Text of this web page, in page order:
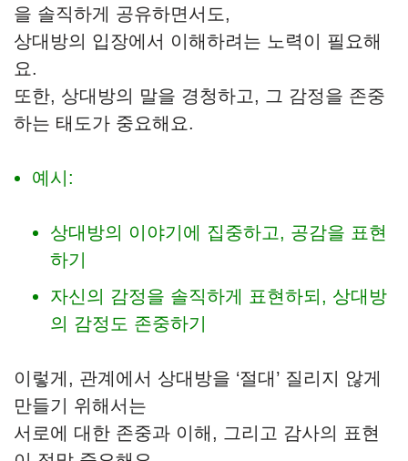
을 솔직하게 공유하면서도,
상대방의 입장에서 이해하려는 노력이 필요해
요.
또한, 상대방의 말을 경청하고, 그 감정을 존중
하는 태도가 중요해요.
예시:
상대방의 이야기에 집중하고, 공감을 표현
하기
자신의 감정을 솔직하게 표현하되, 상대방
의 감정도 존중하기
이렇게, 관계에서 상대방을 ‘절대’ 질리지 않게
만들기 위해서는
서로에 대한 존중과 이해, 그리고 감사의 표현